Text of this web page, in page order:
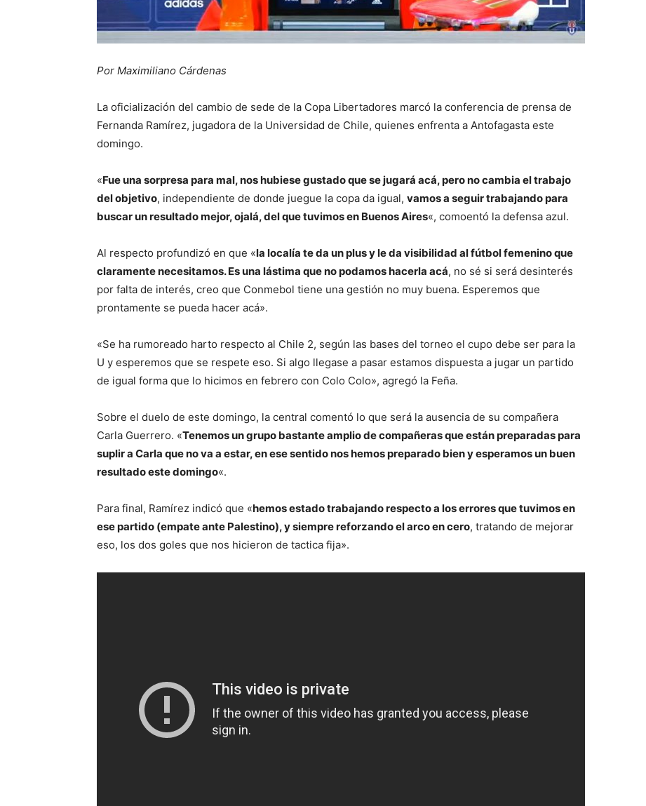
Por Maximiliano Cárdenas
La oficialización del cambio de sede de la Copa Libertadores marcó la conferencia de prensa de
Fernanda Ramírez, jugadora de la Universidad de Chile, quienes enfrenta a Antofagasta este
domingo.
«Fue una sorpresa para mal, nos hubiese gustado que se jugará acá, pero no cambia el trabajo
del objetivo, independiente de donde juegue la copa da igual, vamos a seguir trabajando para
buscar un resultado mejor, ojalá, del que tuvimos en Buenos Aires«, comoentó la defensa azul.
Al respecto profundizó en que «la localía te da un plus y le da visibilidad al fútbol femenino que
claramente necesitamos. Es una lástima que no podamos hacerla acá, no sé si será desinterés
por falta de interés, creo que Conmebol tiene una gestión no muy buena. Esperemos que
prontamente se pueda hacer acá».
«Se ha rumoreado harto respecto al Chile 2, según las bases del torneo el cupo debe ser para la
U y esperemos que se respete eso. Si algo llegase a pasar estamos dispuesta a jugar un partido
de igual forma que lo hicimos en febrero con Colo Colo», agregó la Feña.
Sobre el duelo de este domingo, la central comentó lo que será la ausencia de su compañera
Carla Guerrero. «Tenemos un grupo bastante amplio de compañeras que están preparadas para
suplir a Carla que no va a estar, en ese sentido nos hemos preparado bien y esperamos un buen
resultado este domingo«.
Para final, Ramírez indicó que «hemos estado trabajando respecto a los errores que tuvimos en
ese partido (empate ante Palestino), y siempre reforzando el arco en cero, tratando de mejorar
eso, los dos goles que nos hicieron de tactica fija».